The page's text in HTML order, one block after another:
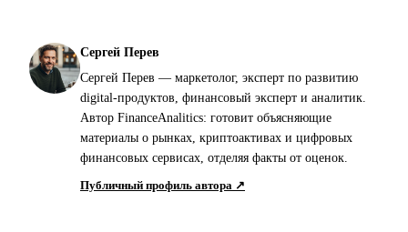
Сергей Перев
Сергей Перев — маркетолог, эксперт по развитию
digital-продуктов, финансовый эксперт и аналитик.
Автор FinanceAnalitics: готовит объясняющие
материалы о рынках, криптоактивах и цифровых
финансовых сервисах, отделяя факты от оценок.
Публичный профиль автора ↗